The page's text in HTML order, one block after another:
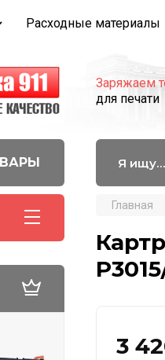
Расходные материалы
Заряжаем
для печати
Главная
3